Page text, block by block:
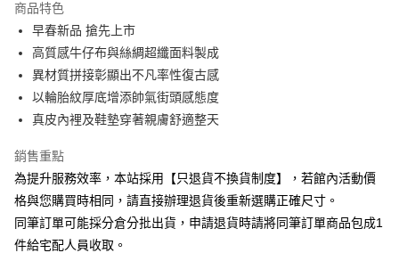
合作金庫商業銀行
華南商業銀行
上海商業儲蓄銀行
台北富邦商業銀行
國泰世華商業銀行
兆豐國際商業銀行
臺灣中小企業銀行
台中商業銀行
匯豐（台灣）商業銀行
聯邦商業銀行
遠東國際商業銀行
元大商業銀行
台新國際商業銀行
中國信託商業銀行
台灣樂天信用卡公司
6 期 0 利率 每期
華南商業銀行
彰化商業銀行
上海商業儲蓄銀行
台北富邦商業銀行
國泰世華商業銀行
兆豐國際商業銀行
臺灣中小企業銀行
台中商業銀行
聯邦商業銀行
元大商業銀行
永豐商業銀行
玉山商業銀行
星展（台灣）商業銀行
台灣樂天信用卡公司
12 期 0 利率 每期
合作金庫商業銀行
第一商業銀行
上海商業儲蓄銀行
台北富邦商業銀行
國泰世華商業銀行
兆豐國際商業銀行
匯豐（台灣）商業銀行
聯邦商業銀行
遠東國際商業銀行
元大商業銀行
永豐商業銀行
玉山商業銀行
星展（台灣）商業銀行
台新國際商業銀行
LINE Pay
Apple Pay
悠遊付
Google Pay
ATM付款
商品特色
早春新品 搶先上市
高質感牛仔布與絲綢超纖面料製成
異材質拼接彰顯出不凡率性復古感
以輪胎紋厚底增添帥氣街頭感態度
真皮內裡及鞋墊穿著親膚舒適整天
銷售重點
為提升服務效率，本站採用【只退貨不換貨制度】，若館內活動價
格與您購買時相同，請直接辦理退貨後重新選購正確尺寸。
同筆訂單可能採分倉分批出貨，申請退貨時請將同筆訂單商品包成1
件給宅配人員收取。